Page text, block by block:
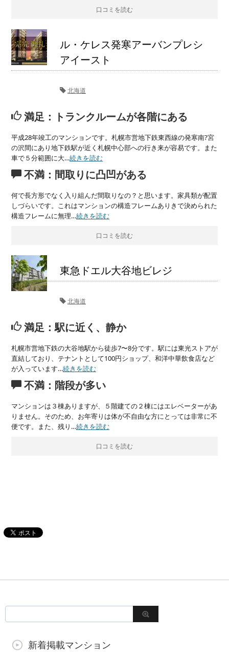
口コミを読む
ル・ケレス発寒アーバンプレシ
アイースト
北海道
満足：トランクルームが各階にある
平成28年竣工のマンションです。札幌市営地下鉄東西線の発寒南?宮
の沢間にあり地下鉄駅が近く札幌中心部への行き来が容易です。また
車で５分範囲に大…続きを読む
不満：間取りに凸凹がある
何で長方形でなく入り組んだ間取りなの？と思います。家具類が配置
しづらいです。これはマンションの構造フレームありきで決められた
構造フレームに無理…続きを読む
口コミを読む
東急ドエル大谷地ビレジ
北海道
満足：駅に近く、静か
札幌市営地下鉄の大谷地駅から徒歩7〜8分です。駅には東光ストアが
直結しており、テナントとして100円ショップ、和洋中華飲食店など
が入っています…続きを読む
不満：階段が多い
マンションは３棟ありますが、５階建ての２棟にはエレベーターがあ
りません。そのため、お年寄りは体が不自由な方にとっては非常に不
便です。また、残り…続きを読む
口コミを読む
新着掲載マンション